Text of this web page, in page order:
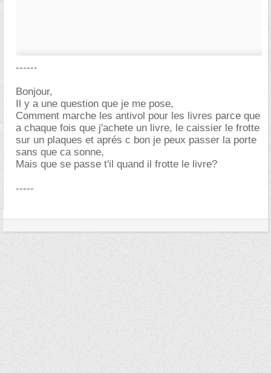
------
Bonjour,
Il y a une question que je me pose,
Comment marche les antivol pour les livres parce que
a chaque fois que j'achete un livre, le caissier le frotte
sur un plaques et aprés c bon je peux passer la porte
sans que ca sonne,
Mais que se passe t'il quand il frotte le livre?
-----